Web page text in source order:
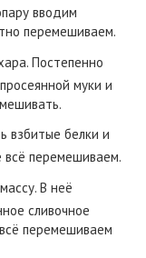
вводим
перемешиваем.
Постепенно
муки и
взбитые белки и
перемешиваем.
В неё
сливочное
перемешиваем